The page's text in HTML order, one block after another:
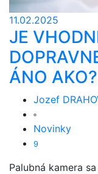
11.02.2025
JE
ÁNO AKO?
Jozef
Novinky
9
Palubná kamera